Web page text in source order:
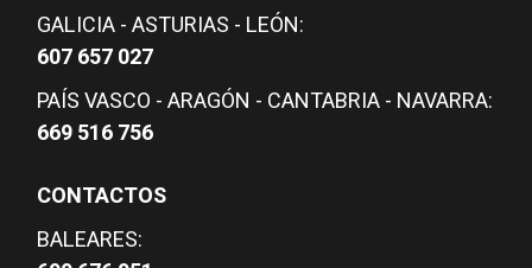
GALICIA - ASTURIAS - LEÓN:
607 657 027
PAÍS VASCO - ARAGÓN - CANTABRIA - NAVARRA:
669 516 756
CONTACTOS
BALEARES: